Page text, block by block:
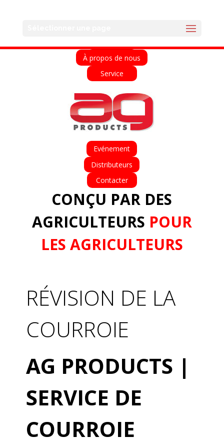
À propos de nous
Service
Evénement
Distributeurs
Contacter
CONÇU PAR DES
AGRICULTEURS POUR
LES AGRICULTEURS
RÉVISION DE LA
COURROIE
AG PRODUCTS |
SERVICE DE
COURROIE